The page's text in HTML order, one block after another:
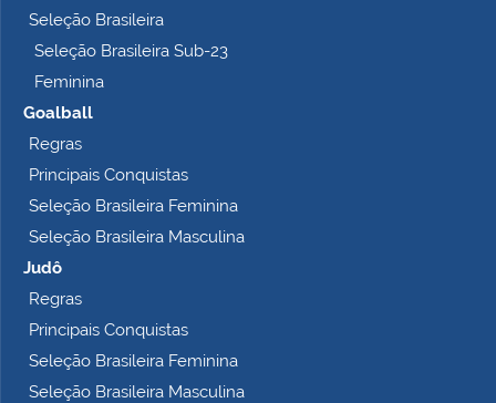
Seleção Brasileira
Seleção Brasileira Sub-23
Feminina
Goalball
Regras
Principais Conquistas
Seleção Brasileira Feminina
Seleção Brasileira Masculina
Judô
Regras
Principais Conquistas
Seleção Brasileira Feminina
Seleção Brasileira Masculina